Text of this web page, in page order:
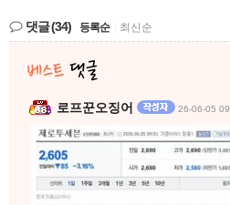
댓글(34) 등록순 최신순
로프꾼오징어 26-06-05